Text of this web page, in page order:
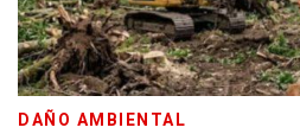
DAÑO AMBIENTAL